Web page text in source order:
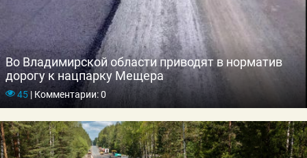
Во Владимирской области приводят в норматив
дорогу к нацпарку Мещера
45 |Комментарии: 0